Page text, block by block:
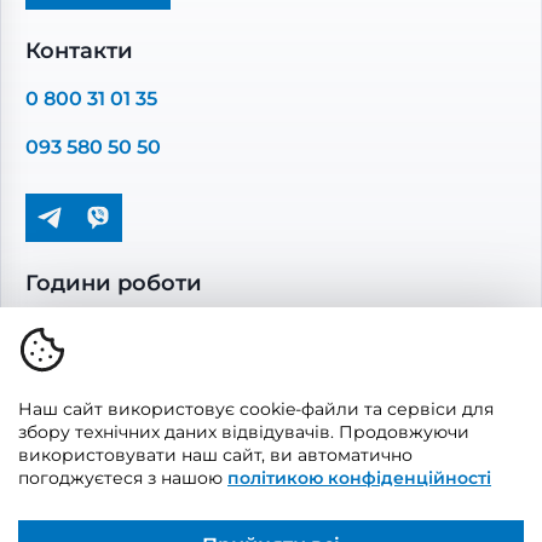
Промислова вентиляція
Комплектуючі вентиляції
Решітки вентиляційні
Дверцята ревізійні
Контакти
0 800 31 01 35
093 580 50 50
Години роботи
Сб-Нд: вихідні
Наш сайт використовує cookie-файли та сервіси для
збору технічних даних відвідувачів. Продовжуючи
використовувати наш сайт, ви автоматично
погоджуєтеся з нашою політикою конфіденційності